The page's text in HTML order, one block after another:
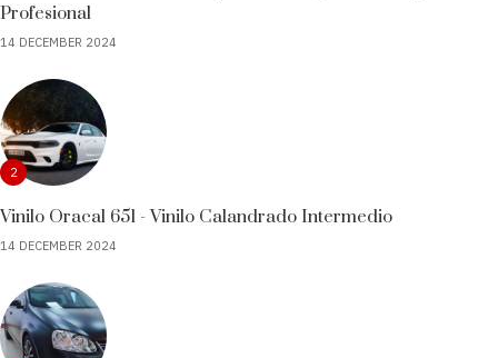
Profesional
14 DECEMBER 2024
2
Vinilo Oracal 651 - Vinilo Calandrado Intermedio
14 DECEMBER 2024